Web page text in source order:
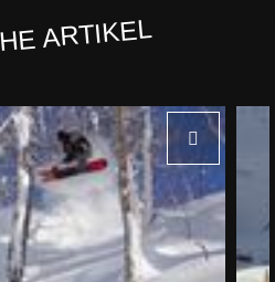
ARTIKEL